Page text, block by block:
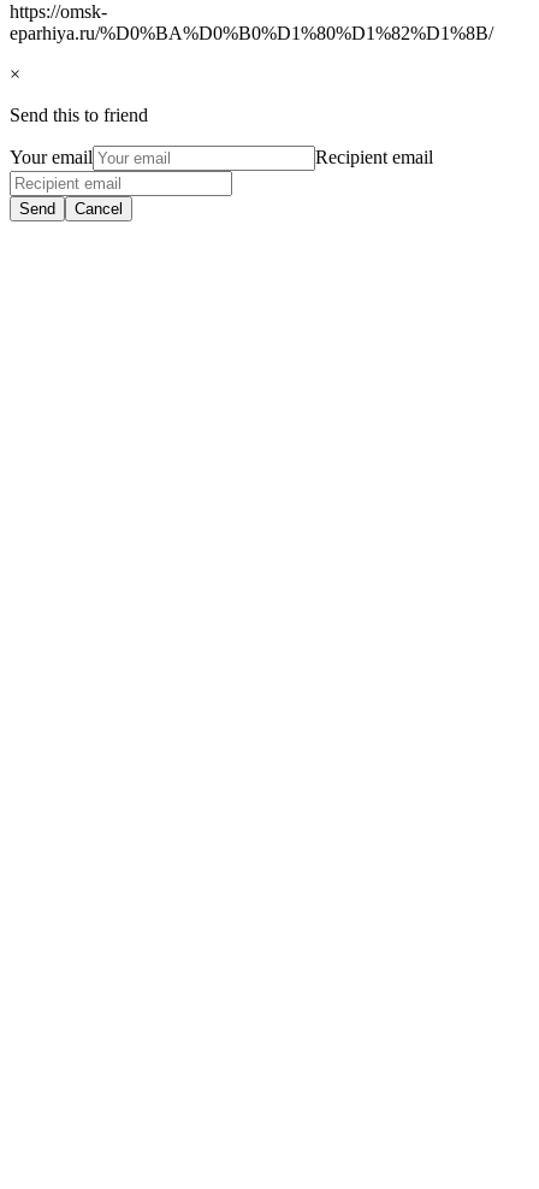
https://omsk-
eparhiya.ru/%D0%BA%D0%B0%D1%80%D1%82%D1%8B/
×
Send this to friend
Your email Recipient email
Send Cancel